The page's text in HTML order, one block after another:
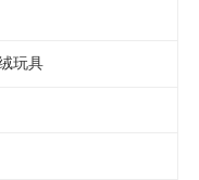
玩具